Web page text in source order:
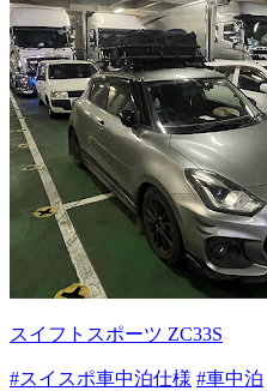
スイフトスポーツ ZC33S
#スイスポ車中泊仕様 #車中泊